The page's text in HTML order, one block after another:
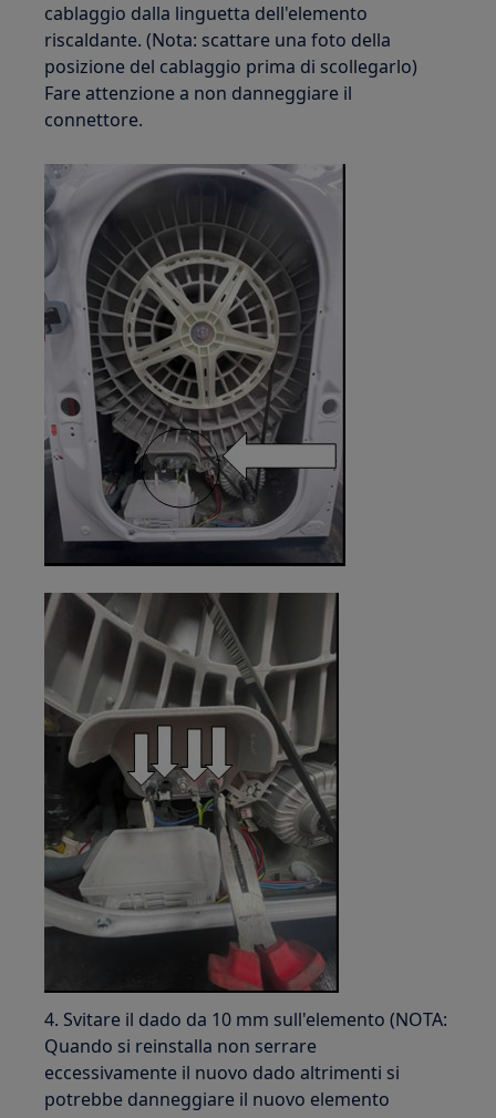
cablaggio dalla linguetta dell'elemento
riscaldante. (Nota: scattare una foto della
posizione del cablaggio prima di scollegarlo)
Fare attenzione a non danneggiare il
connettore.
4. Svitare il dado da 10 mm sull'elemento (NOTA:
Quando si reinstalla non serrare
eccessivamente il nuovo dado altrimenti si
potrebbe danneggiare il nuovo elemento